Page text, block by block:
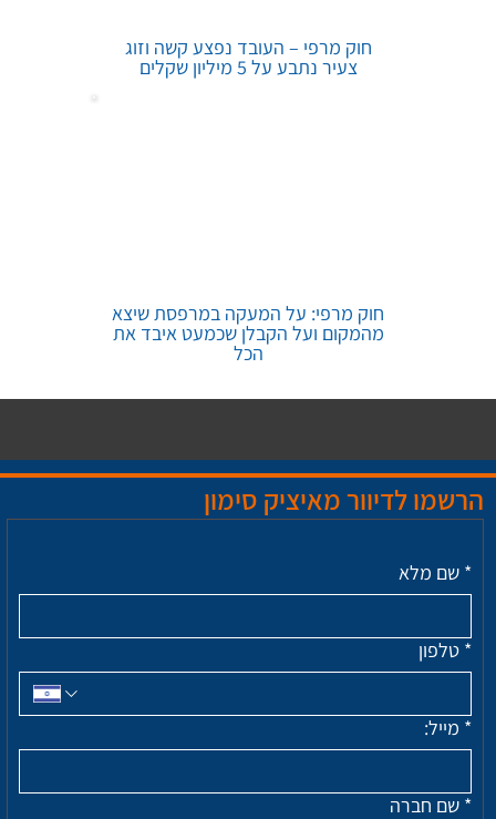
חוק מרפי – העובד נפצע קשה וזוג
צעיר נתבע על 5 מיליון שקלים
חוק מרפי: על המעקה במרפסת שיצא
מהמקום ועל הקבלן שכמעט איבד את
הכל
הרשמו לדיוור מאיציק סימון
* שם מלא
* טלפון
* מייל:
* שם חברה